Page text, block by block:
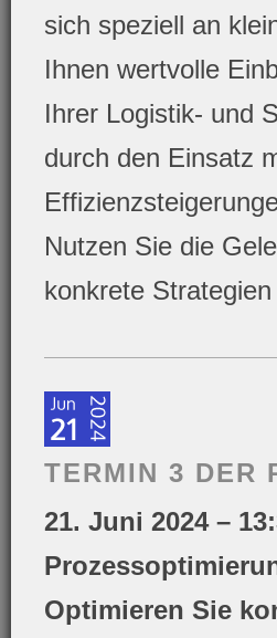
sich speziell an
Ihnen wertvolle
Ihrer Logistik- und
durch den Einsatz
Nutzen Sie die
konkrete
TERMIN 3 DER
21. Juni 2024 –
Optimieren Sie